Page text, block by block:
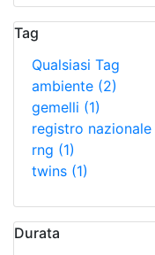
Tag
Qualsiasi Tag
ambiente (2)
gemelli (1)
registro nazionale
rng (1)
twins (1)
Durata